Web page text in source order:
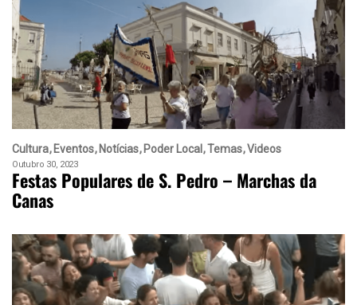
Cultura Eventos Notícias Poder Local Temas Videos
Outubro 30, 2023
Festas Populares de S. Pedro – Marchas da
Canas